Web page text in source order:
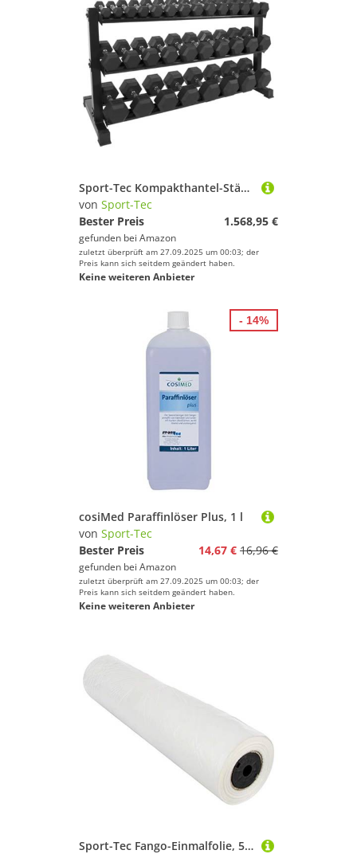
Sport-Tec Kompakthantel-Ständer-Set mit 16 Paar Hex Hanteln, 1-25 kg, 162x59x82 cm
von Sport-Tec
Bester Preis
1.568,95 €
gefunden bei Amazon
zuletzt überprüft am 27.09.2025 um 00:03; der
Preis kann sich seitdem geändert haben.
Keine weiteren Anbieter
cosiMed Paraffinlöser Plus, 1 l
von Sport-Tec
Bester Preis
14,67 € 16,96 €
gefunden bei Amazon
zuletzt überprüft am 27.09.2025 um 00:03; der
Preis kann sich seitdem geändert haben.
Keine weiteren Anbieter
- 14%
Sport-Tec Fango-Einmalfolie, 500 m x 65 cm x 0,03 mm